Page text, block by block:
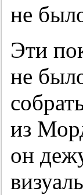
не
Эти
не
из
он